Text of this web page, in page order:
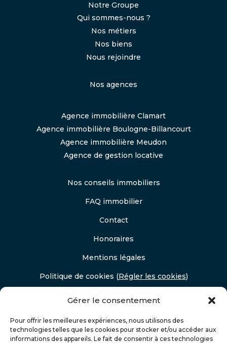
Gérer le consentement
Pour offrir les meilleures expériences, nous utilisons des
technologies telles que les cookies pour stocker et/ou accéder aux
informations des appareils. Le fait de consentir à ces technologies
Notre Groupe
Qui sommes-nous ?
Nos métiers
Nos biens
Nous rejoindre
Nos agences
Agence immobilière Clamart
Agence immobilière Boulogne-Billancourt
Agence immobilière Meudon
Agence de gestion locative
Nos conseils immobiliers
FAQ immobilier
Contact
Honoraires
Mentions légales
Politique de cookies (Régler les cookies)